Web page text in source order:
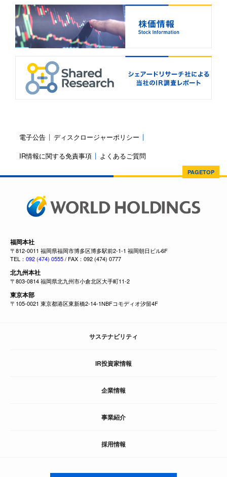
電子公告
ディスクロージャーポリシー
IR情報に関する免責事項
よくあるご質問
PAGETOP
福岡本社
〒812-0011 福岡県福岡市博多区博多駅前2-1-1 福岡朝日ビル6F
TEL： 092 (474) 0555/ FAX：092 (474) 0777
北九州本社
〒803-0814 福岡県北九州市小倉北区大手町11-2
東京本部
〒105-0021 東京都港区東新橋2-14-1NBFコモディオ汐留4F
サステナビリティ
IR投資家情報
企業情報
事業紹介
採用情報